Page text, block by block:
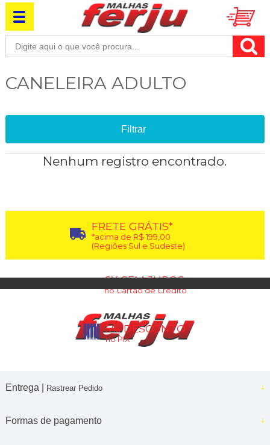
CANELEIRA ADULTO
Filtrar
Nenhum registro encontrado.
FRETE GRÁTIS*
*acima de R$ 199,00
(Regiões Sul e Sudeste)
6X SEM JUROS
no Cartão de Crédito
5% DESCONTO
no PIX
Entrega | Rastrear Pedido
Formas de pagamento